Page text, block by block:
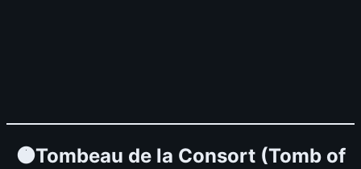
🟠Tombeau de la Consort (Tomb of